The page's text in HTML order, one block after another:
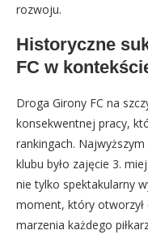
rozwoju.
Historyczne
FC w
Droga Girony FC na
konsekwentnej pracy,
rankingach.
klubu było zajęcie 3.
nie tylko spektakularny
moment, który
marzenia każdego